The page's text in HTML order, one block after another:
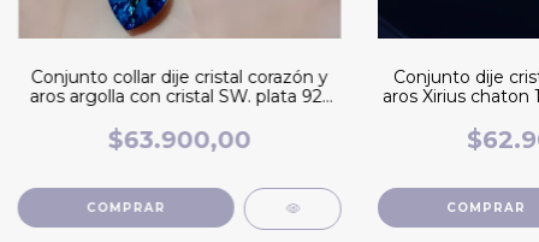
Conjunto collar dije cristal corazón y
aros argolla con cristal SW. plata 925
$63.900,00
Conjunto dije
aros Xirius chaton